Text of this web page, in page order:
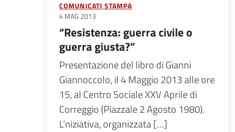
COMUNICATI STAMPA
4 MAG 2013
“Resistenza: guerra civile o
guerra giusta?”
Presentazione del libro di Gianni
Giannoccolo, il 4 Maggio 2013 alle ore
15, al Centro Sociale XXV Aprile di
Correggio (Piazzale 2 Agosto 1980).
L’niziativa, organizzata […]